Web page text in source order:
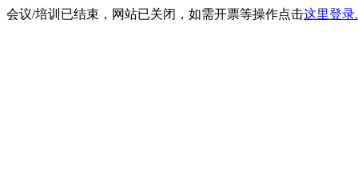
会议/培训已结束，网站已关闭，如需开票等操作点击这里登录.